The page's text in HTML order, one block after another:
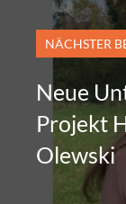
NÄCHSTER
Neue
Projekt
Olewski